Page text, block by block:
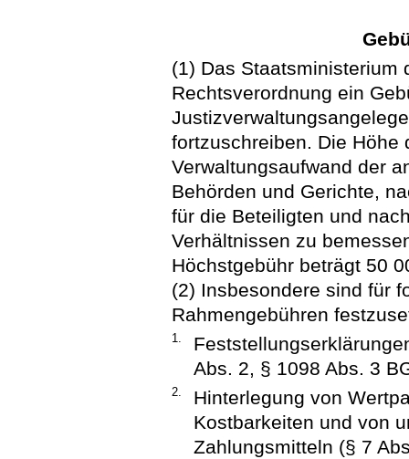
(1) Das Staatsministerium
Rechtsverordnung ein
fortzuschreiben. Die Höhe
Verwaltungsaufwand der
Behörden und Gerichte,
für die Beteiligten und
Verhältnissen zu
Höchstgebühr beträgt 50
(2) Insbesondere sind für
Rahmengebühren
1.
Abs. 2, § 1098 Abs. 3
2.
Hinterlegung von
Kostbarkeiten und von
Zahlungsmitteln (§ 7